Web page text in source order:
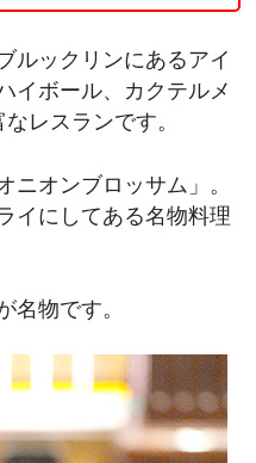
ルックリンにあるアイ
イボール、カクテルメ
レスランです。
ニオンブロッサム」。
イにしてある名物料理
名物です。